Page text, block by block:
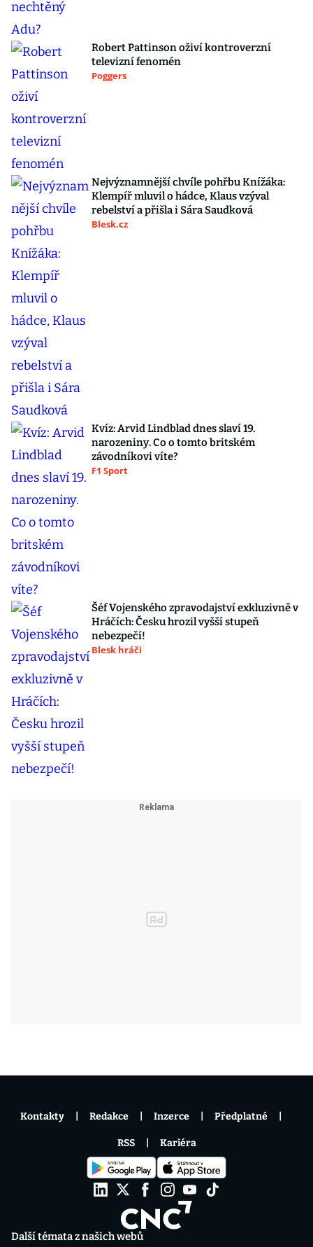
Robert Pattinson oživí kontroverzní
televizní fenomén
Poggers
Nejvýznamnější chvíle pohřbu Knížáka:
Klempíř mluvil o hádce, Klaus vzýval
rebelství a přišla i Sára Saudková
Blesk.cz
Kvíz: Arvid Lindblad dnes slaví 19.
narozeniny. Co o tomto britském
závodníkovi víte?
F1 Sport
Šéf Vojenského zpravodajství exkluzivně v
Hráčích: Česku hrozil vyšší stupeň
nebezpečí!
Blesk hráči
Další témata z našich webů
Kontakty Redakce Inzerce Předplatné
RSS Kariéra